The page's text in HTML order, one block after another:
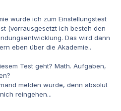
wurde ich zum Einstellungstest
(vorrausgesetzt ich besteh den
Das wird dann
eben über die Akademie..
Test geht? Math. Aufgaben,
melden würde, denn absolut
reingehen...